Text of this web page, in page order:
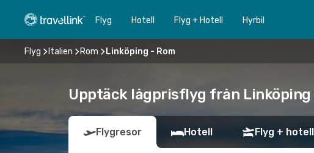
Flyg Hotell Flyg + Hotell Hyrbil
Flyg Italien Rom Linköping - Rom
Upptäck lågprisflyg från Linköping
Flygresor Hotell Flyg + hotell